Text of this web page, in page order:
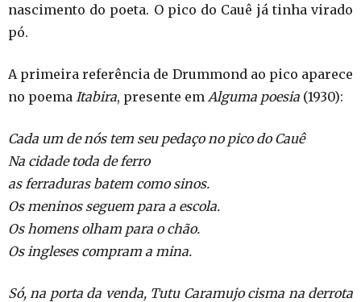
nascimento do poeta. O pico do Cauê já tinha virado
pó.
A primeira referência de Drummond ao pico aparece
no poema Itabira, presente em Alguma poesia (1930):
Cada um de nós tem seu pedaço no pico do Cauê
Na cidade toda de ferro
as ferraduras batem como sinos.
Os meninos seguem para a escola.
Os homens olham para o chão.
Os ingleses compram a mina.
Só, na porta da venda, Tutu Caramujo cisma na derrota